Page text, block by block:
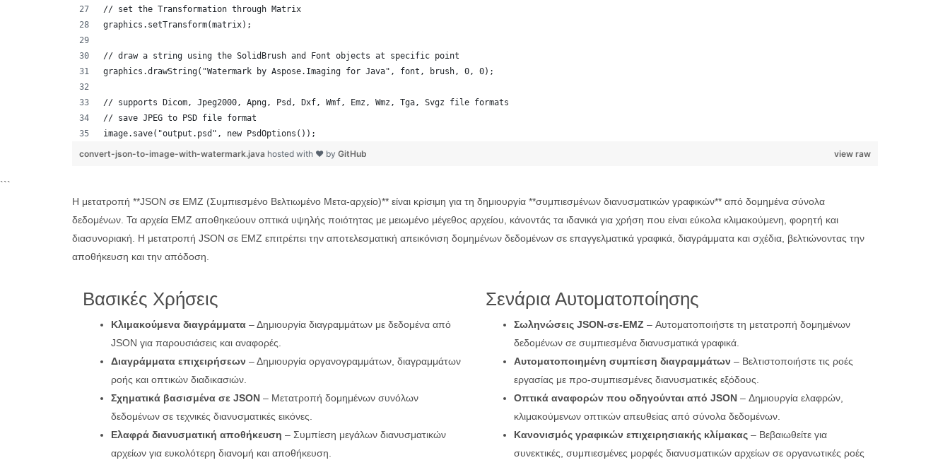
// set the Transformation through Matrix
graphics.setTransform(matrix);
// draw a string using the SolidBrush and Font objects at specific point
graphics.drawString("Watermark by Aspose.Imaging for Java", font, brush, 0, 0);
// supports Dicom, Jpeg2000, Apng, Psd, Dxf, Wmf, Emz, Wmz, Tga, Svgz file formats
// save JPEG to PSD file format
image.save("output.psd", new PsdOptions());
view raw
convert-json-to-image-with-watermark.java hosted with ❤ by GitHub
```
Η μετατροπή **JSON σε EMZ (Συμπιεσμένο Βελτιωμένο Μετα-αρχείο)** είναι κρίσιμη για τη δημιουργία **συμπιεσμένων διανυσματικών γραφικών** από δομημένα σύνολα
δεδομένων. Τα αρχεία EMZ αποθηκεύουν οπτικά υψηλής ποιότητας με μειωμένο μέγεθος αρχείου, κάνοντάς τα ιδανικά για χρήση που είναι εύκολα κλιμακούμενη, φορητή και
διασυνοριακή. Η μετατροπή JSON σε EMZ επιτρέπει την αποτελεσματική απεικόνιση δομημένων δεδομένων σε επαγγελματικά γραφικά, διαγράμματα και σχέδια, βελτιώνοντας την
αποθήκευση και την απόδοση.
Βασικές Χρήσεις
Κλιμακούμενα διαγράμματα – Δημιουργία διαγραμμάτων με δεδομένα από
JSON για παρουσιάσεις και αναφορές.
Διαγράμματα επιχειρήσεων – Δημιουργία οργανογραμμάτων, διαγραμμάτων
ροής και οπτικών διαδικασιών.
Σχηματικά βασισμένα σε JSON – Μετατροπή δομημένων συνόλων
δεδομένων σε τεχνικές διανυσματικές εικόνες.
Ελαφρά διανυσματική αποθήκευση – Συμπίεση μεγάλων διανυσματικών
αρχείων για ευκολότερη διανομή και αποθήκευση.
Σενάρια Αυτοματοποίησης
Σωληνώσεις JSON-σε-EMZ – Αυτοματοποιήστε τη μετατροπή δομημένων
δεδομένων σε συμπιεσμένα διανυσματικά γραφικά.
Αυτοματοποιημένη συμπίεση διαγραμμάτων – Βελτιστοποιήστε τις ροές
εργασίας με προ-συμπιεσμένες διανυσματικές εξόδους.
Οπτικά αναφορών που οδηγούνται από JSON – Δημιουργία ελαφρών,
κλιμακούμενων οπτικών απευθείας από σύνολα δεδομένων.
Κανονισμός γραφικών επιχειρησιακής κλίμακας – Βεβαιωθείτε για
συνεκτικές, συμπιεσμένες μορφές διανυσματικών αρχείων σε οργανωτικές ροές